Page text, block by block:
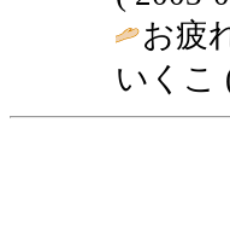
お疲
いくこ